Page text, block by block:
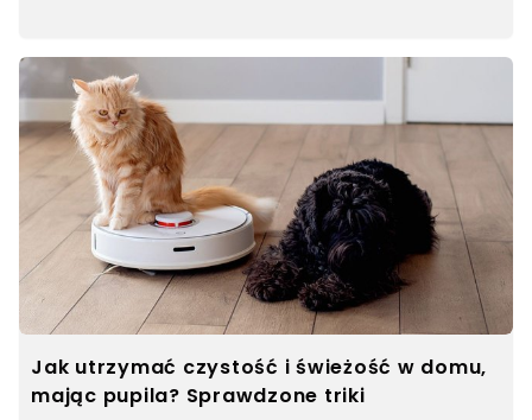
Jak utrzymać czystość i świeżość w domu,
mając pupila? Sprawdzone triki